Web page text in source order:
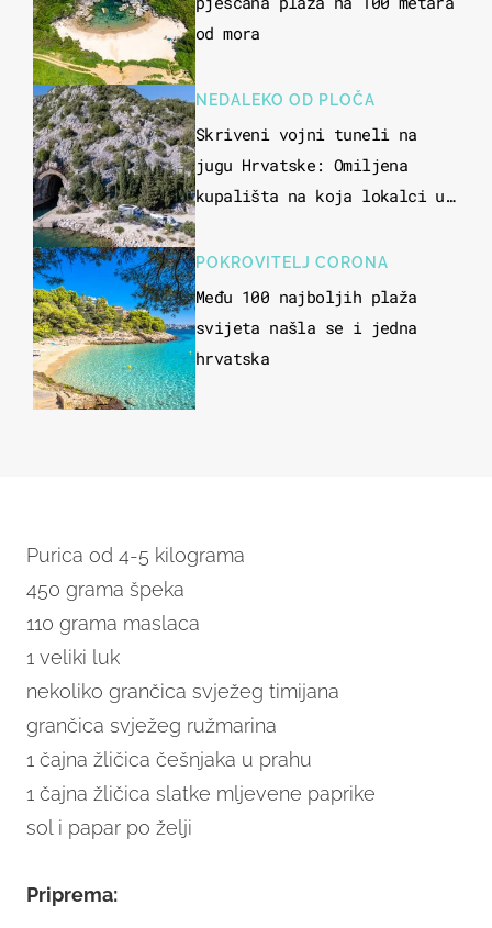
od mora
NEDALEKO OD PLOČA
Skriveni vojni tuneli na
jugu Hrvatske: Omiljena
kupališta na koja lokalci u
u more
POKROVITELJ CORONA
Među 100 najboljih plaža
svijeta našla se i jedna
hrvatska
Purica od 4-5 kilograma
450 grama špeka
110 grama maslaca
1 veliki luk
nekoliko grančica svježeg timijana
grančica svježeg ružmarina
1 čajna žličica češnjaka u prahu
1 čajna žličica slatke mljevene paprike
sol i papar po želji
Priprema: